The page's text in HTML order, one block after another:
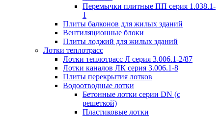
Перемычки плитные ПП серия 1.038.1-
1
Плиты балконов для жилых зданий
Вентиляционные блоки
Плиты лоджий для жилых зданий
Лотки теплотрасс
Лотки теплотрасс Л серия 3.006.1-2/87
Лотки каналов ЛК серия 3.006.1-8
Плиты перекрытия лотков
Водоотводные лотки
Бетонные лотки серии DN (с
решеткой)
Пластиковые лотки